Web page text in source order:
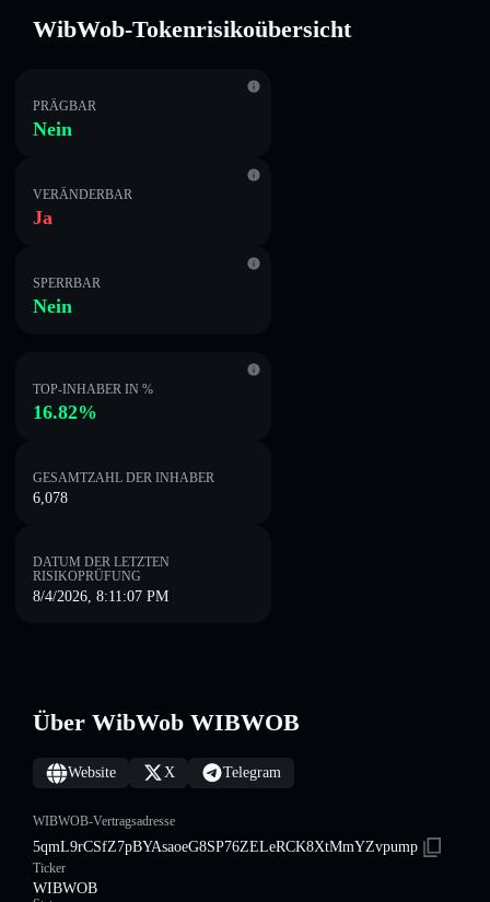
WibWob-Tokenrisikoübersicht
PRÄGBAR
Nein
VERÄNDERBAR
Ja
SPERRBAR
Nein
TOP-INHABER IN %
16.82%
GESAMTZAHL DER INHABER
6,078
DATUM DER LETZTEN
RISIKOPRÜFUNG
8/4/2026, 8:11:07 PM
Über WibWob WIBWOB
Website X Telegram
WIBWOB-Vertragsadresse
5qmL9rCSfZ7pBYAsaoeG8SP76ZELeRCK8XtMmYZvpump
Ticker
WIBWOB